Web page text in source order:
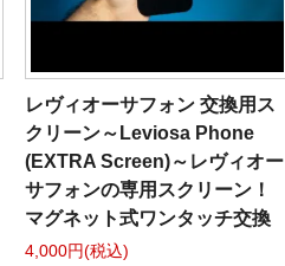
レヴィオーサフォン 交換用ス
クリーン～Leviosa Phone
(EXTRA Screen)～レヴィオー
サフォンの専用スクリーン！
マグネット式ワンタッチ交換
4,000円(税込)